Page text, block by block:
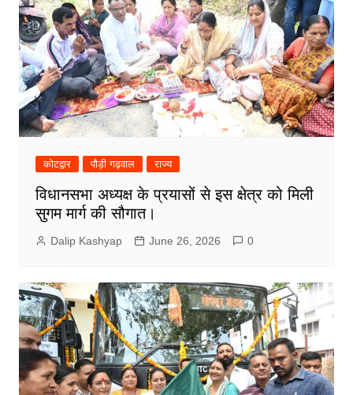
कोटद्वार पौड़ी गढ़वाल राज्य
विधानसभा अध्यक्ष के प्रयासों से इस क्षेत्र को मिली
सुगम मार्ग की सौगात।
Dalip Kashyap June 26, 2026 0